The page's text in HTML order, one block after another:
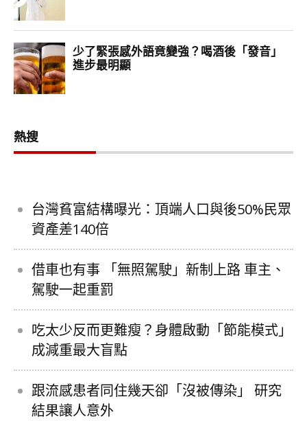
熱搜
台灣貧富結構曝光：頂端人口與後50%民眾
資產差140倍
借車也有事 「無照駕駛」新制上路 車主、
駕駛一起重罰
吃太少反而更難瘦？身體啟動「節能模式」
成減重最大盲點
跟流感患者同住幾天卻「沒被傳染」 研究
結果讓人意外